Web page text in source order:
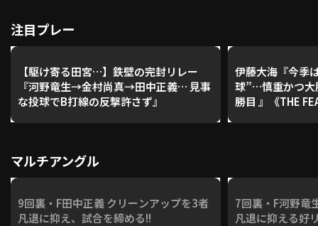
注目プレー
【駆け寄る田宮…】鉄壁の完封リレー
『河野竜生→金村尚真→田中正義… 見事
な投球でB打線の反撃許さず』
伊藤大海『今季
球”…慎重かつ大
勝目 』《THE
マルチアングル
9回裏・F田中正義 クリーンアップを3者
凡退に抑え、試合を締める!!
7回裏・F河野竜
凡退に抑える好